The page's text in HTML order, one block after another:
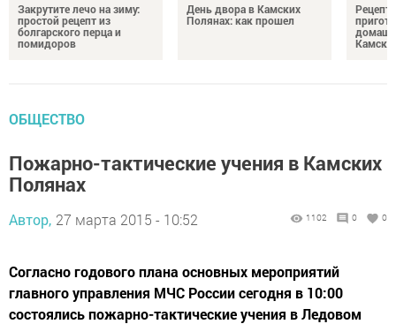
Закрутите лечо на зиму:
простой рецепт из
болгарского перца и
помидоров
День двора в Камских
Полянах: как прошел
ОБЩЕСТВО
Пожарно-тактические учения в Камских
Полянах
Автор, 27 марта 2015 - 10:52 1102 0 0
Согласно годового плана основных мероприятий
главного управления МЧС России сегодня в 10:00
состоялись пожарно-тактические учения в Ледовом